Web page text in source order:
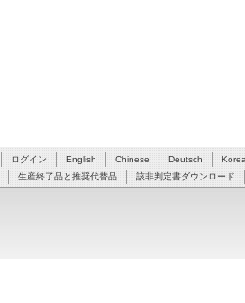
ログイン English Chinese Deutsch
生産終了品と推奨代替品 該非判定書ダウンロード